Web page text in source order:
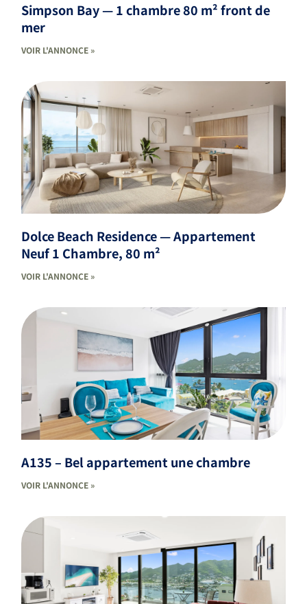
Simpson Bay — 1 chambre 80 m² front de
mer
VOIR L'ANNONCE »
Dolce Beach Residence — Appartement
Neuf 1 Chambre, 80 m²
VOIR L'ANNONCE »
A135 – Bel appartement une chambre
VOIR L'ANNONCE »